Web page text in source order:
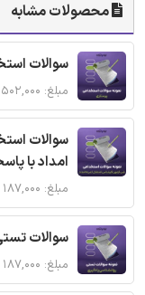
محصولات مشابه
سوالات
مبلغ: ۵۰۲,۰۰۰ تومان
سوالات
امداد با
مبلغ: ۱۸۷,۰۰۰ تومان
سوالات
مبلغ: ۱۸۷,۰۰۰ تومان